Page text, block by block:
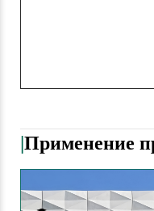
|Применение